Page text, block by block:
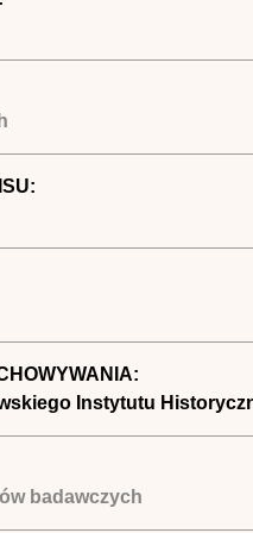
Instytutu
badawczych